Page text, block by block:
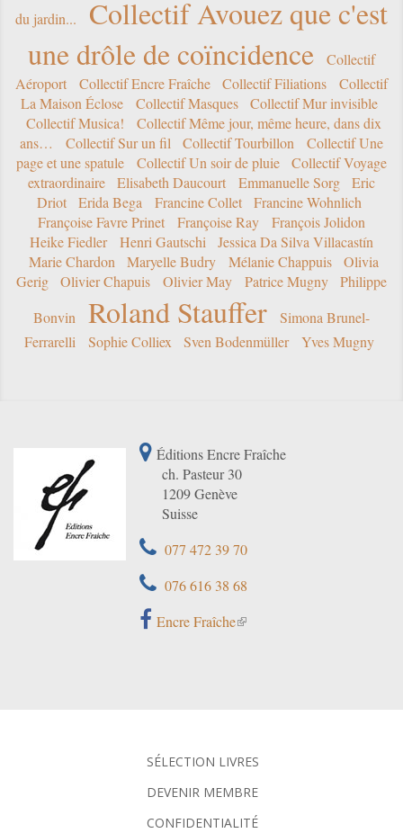
du jardin...
Collectif Avouez que c'est
une drôle de coïncidence
Collectif
Aéroport
Collectif Encre Fraîche Collectif Filiations
Collectif
La Maison Éclose
Collectif Masques
Collectif Mur invisible
Collectif Musica!
Collectif Même jour, même heure, dans dix
ans…
Collectif Sur un fil Collectif Tourbillon
Collectif Une
page et une spatule
Collectif Un soir de pluie
Collectif Voyage
extraordinaire
Elisabeth Daucourt Emmanuelle Sorg
Eric
Driot
Erida Bega Francine Collet
Francine Wohnlich
Françoise Favre Prinet
Françoise Ray
François Jolidon
Heike Fiedler
Henri Gautschi
Jessica Da Silva Villacastín
Marie Chardon
Maryelle Budry Mélanie Chappuis
Olivia
Gerig
Olivier Chapuis Olivier May Patrice Mugny
Philippe
Bonvin
Roland Stauffer
Simona Brunel-
Ferrarelli
Sophie Colliex Sven Bodenmüller Yves Mugny
Éditions Encre Fraîche
ch. Pasteur 30
1209 Genève
Suisse
077 472 39 70
076 616 38 68
Encre Fraîche
SÉLECTION LIVRES
DEVENIR MEMBRE
CONFIDENTIALITÉ